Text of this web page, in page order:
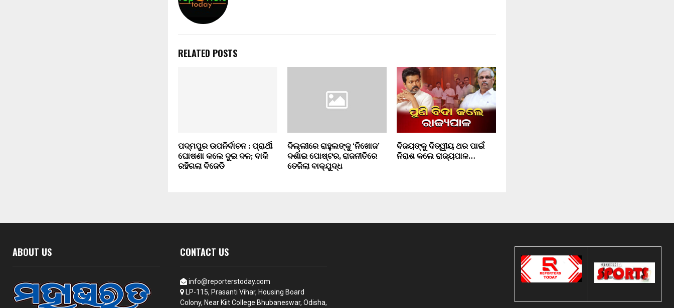
RELATED POSTS
ପଦ୍ମପୁର ଉପନିର୍ବାଚନ : ପ୍ରାର୍ଥୀ
ଘୋଷଣା କଲେ ଦୁଇ ଦଳ; ବାକି
ରହିଗଲା ବିଜେଡି
ଦିଲ୍ଲୀରେ ରାହୁଲଙ୍କୁ ‘ନିଖୋଜ’
ଦର୍ଶାଇ ପୋଷ୍ଟର, ରାଜନୀତିରେ
ତେଜିଲା ବାକ୍‌ଯୁଦ୍ଧ
ବିଜୟଙ୍କୁ ଦିତ୍ୱୀୟ ଥର ପାଇଁ
ନିରାଶ କଲେ ରାଜ୍ୟପାଳ…
ABOUT US CONTACT US
info@reporterstoday.com
LP-115, Prasanti Vihar, Housing Board
Colony, Near Kiit College Bhubaneswar, Odisha,